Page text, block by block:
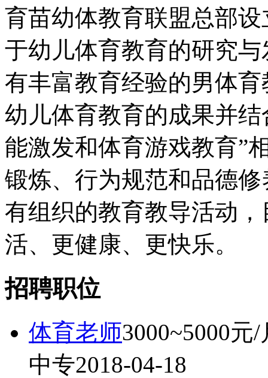
育苗幼体教育联盟总部
于幼儿体育教育的研究
有丰富教育经验的男体
幼儿体育教育的成果并
能激发和体育游戏教育”
锻炼、行为规范和品德
有组织的教育教导活动
活、更健康、更快乐。
招聘职位
体育老师3000~5000元/
中专2018-04-18